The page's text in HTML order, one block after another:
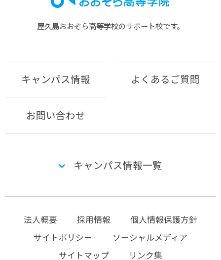
屋久島おおぞら⾼等学校のサポート校です。
キャンパス情報 よくあるご質問
お問い合わせ
キャンパス情報一覧
法人概要 採用情報
個人情報保護方針
サイトポリシー
ソーシャルメディア
サイトマップ
リンク集